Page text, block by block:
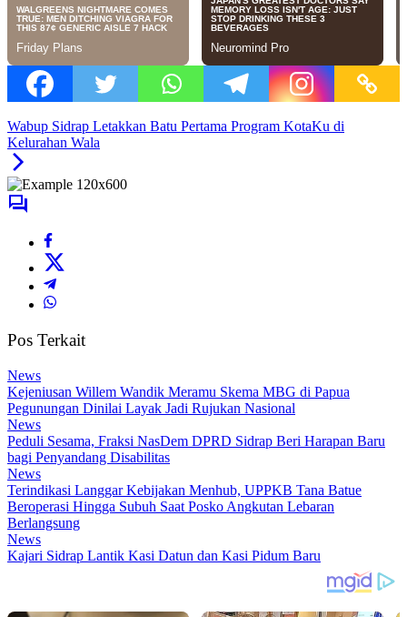
Wabup Sidrap Letakkan Batu Pertama Program KotaKu di
Kelurahan Wala
Pos Terkait
News
Kejeniusan Willem Wandik Meramu Skema MBG di Papua
Pegunungan Dinilai Layak Jadi Rujukan Nasional
News
Peduli Sesama, Fraksi NasDem DPRD Sidrap Beri Harapan Baru
bagi Penyandang Disabilitas
News
Terindikasi Langgar Kebijakan Menhub, UPPKB Tana Batue
Beroperasi Hingga Subuh Saat Posko Angkutan Lebaran
Berlangsung
News
Kajari Sidrap Lantik Kasi Datun dan Kasi Pidum Baru